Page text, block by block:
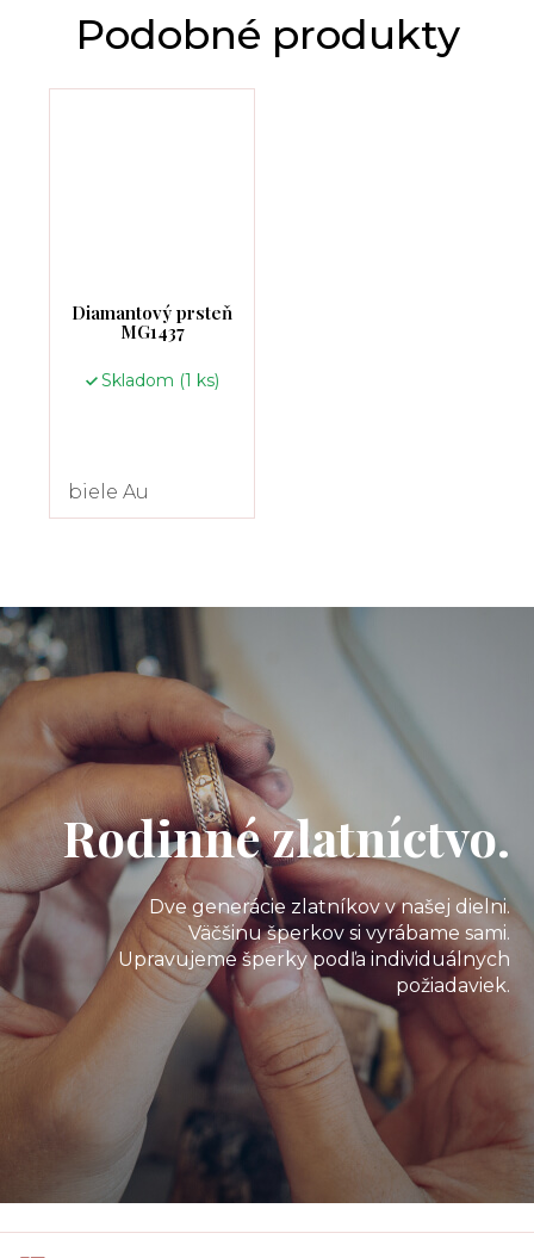
Diamantový prsteň
MG1437
Skladom (1 ks)
biele Au
Rodinné zlatníctvo.
Dve generácie zlatníkov v našej dielni.
Väčšinu šperkov si vyrábame sami.
Upravujeme šperky podľa individuálnych
požiadaviek.